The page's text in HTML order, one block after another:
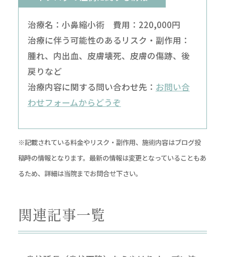
治療名：小鼻縮小術 費用：220,000円
治療に伴う可能性のあるリスク・副作用：
腫れ、内出血、皮膚壊死、皮膚の傷跡、後
戻りなど
治療内容に関する問い合わせ先： お問い合
わせフォームからどうぞ
※記載されている料金やリスク・副作用、施術内容はブログ投
稿時の情報となります。最新の情報は変更となっていることもあ
るため、詳細は当院までお問合せ下さい。
関連記事一覧